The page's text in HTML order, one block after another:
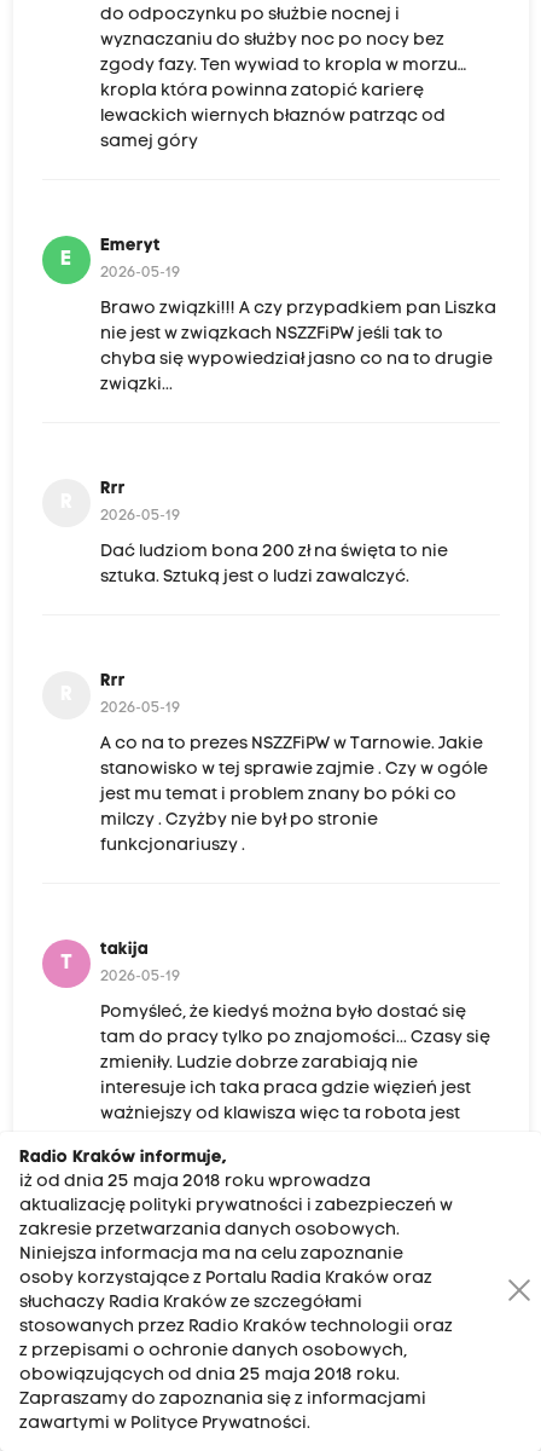
do odpoczynku po służbie nocnej i
wyznaczaniu do służby noc po nocy bez
zgody fazy. Ten wywiad to kropla w morzu…
kropla która powinna zatopić karierę
lewackich wiernych błaznów patrząc od
samej góry
E
Emeryt
2026-05-19
Brawo związki!!! A czy przypadkiem pan Liszka
nie jest w związkach NSZZFiPW jeśli tak to
chyba się wypowiedział jasno co na to drugie
związki...
Rrr
2026-05-19
Dać ludziom bona 200 zł na święta to nie
sztuka. Sztuką jest o ludzi zawalczyć.
Rrr
2026-05-19
A co na to prezes NSZZFiPW w Tarnowie. Jakie
stanowisko w tej sprawie zajmie . Czy w ogóle
jest mu temat i problem znany bo póki co
milczy . Czyżby nie był po stronie
funkcjonariuszy .
T
takija
2026-05-19
Pomyśleć, że kiedyś można było dostać się
tam do pracy tylko po znajomości... Czasy się
zmieniły. Ludzie dobrze zarabiają nie
interesuje ich taka praca gdzie więzień jest
ważniejszy od klawisza więc ta robota jest
R
Rrr
2026-05-19
Oj Panie Liszka ładnie to tak w radio
nieprawdę prawić. Przecież wszyscy wiemy jak
jest naprawdę. Już w połowie wywiadu słychać
jak w tym całym bigosie zaczyna się Pan
motać. Co do liczby wakatów to proszę się
lepiej zorientować. W sprawie braków ludzi z
Radio Kraków informuje,
iż od dnia 25 maja 2018 roku wprowadza
aktualizację polityki prywatności i zabezpieczeń w
zakresie przetwarzania danych osobowych.
Niniejsza informacja ma na celu zapoznanie
osoby korzystające z Portalu Radia Kraków oraz
słuchaczy Radia Kraków ze szczegółami
stosowanych przez Radio Kraków technologii oraz
z przepisami o ochronie danych osobowych,
obowiązujących od dnia 25 maja 2018 roku.
Zapraszamy do zapoznania się z informacjami
zawartymi w Polityce Prywatności.